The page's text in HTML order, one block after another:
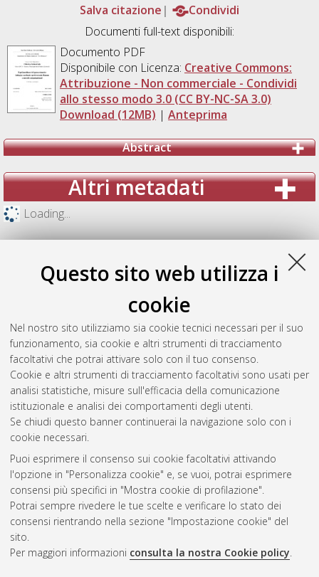
Questo sito web utilizza i
cookie
Nel nostro sito utilizziamo sia cookie tecnici necessari per il suo
funzionamento, sia cookie e altri strumenti di tracciamento
facoltativi che potrai attivare solo con il tuo consenso.
Cookie e altri strumenti di tracciamento facoltativi sono usati per
analisi statistiche, misure sull'efficacia della comunicazione
istituzionale e analisi dei comportamenti degli utenti.
Se chiudi questo banner continuerai la navigazione solo con i
cookie necessari.
Puoi esprimere il consenso sui cookie facoltativi attivando
l'opzione in "Personalizza cookie" e, se vuoi, potrai esprimere
consensi più specifici in "Mostra cookie di profilazione".
Potrai sempre rivedere le tue scelte e verificare lo stato dei
consensi rientrando nella sezione "Impostazione cookie" del
sito.
Per maggiori informazioni consulta la nostra Cookie policy.
Salva citazione
Condividi
Documenti full-text disponibili:
Documento PDF
Disponibile con Licenza: Creative Commons:
Attribuzione - Non commerciale - Condividi
allo stesso modo 3.0 (CC BY-NC-SA 3.0)
Download (12MB) | Anteprima
Abstract
Altri metadati
Loading...
Gestione del documento:
Atom
Rss 1.0
Rss 2.0
AMS Laurea